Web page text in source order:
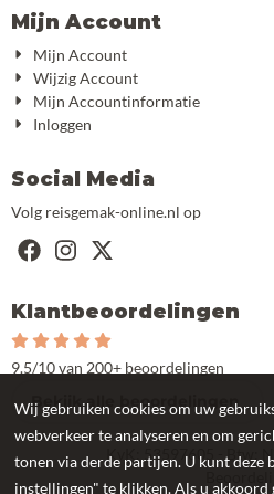
Mijn Account
Mijn Account
Wijzig Account
Mijn Accountinformatie
Inloggen
Social Media
Volg reisgemak-online.nl op
Klantbeoordelingen
9.5/10 van 200+ beoordelingen
Bekijk alle beoordelingen
KvK: 53597605 - Btw:
Wij gebruiken cookies om uw
webverkeer te analyseren en om
tonen via derde partijen. U kunt deze
instellingen" te klikken. Als u akkoord